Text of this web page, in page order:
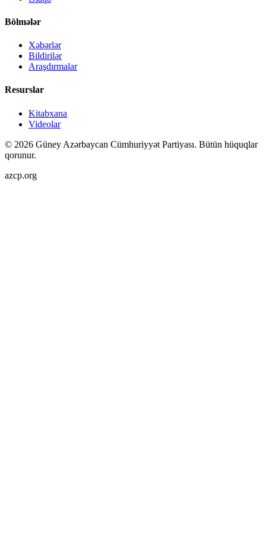
Bölmələr
Xəbərlər
Bildirilər
Araşdırmalar
Resurslar
Kitabxana
Videolar
© 2026 Güney Azərbaycan Cümhuriyyət Partiyası. Bütün hüquqlar
qorunur.
azcp.org